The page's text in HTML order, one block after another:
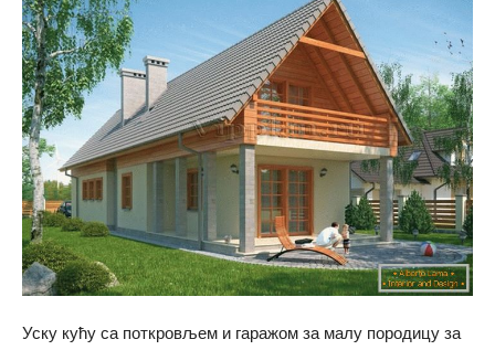
Уску кућу са поткровљем и гаражом за малу породицу за